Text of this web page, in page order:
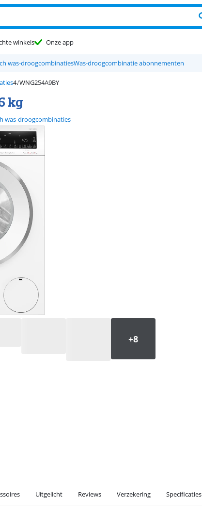
winkels Onze app
was-droogcombinatiesWas-droogcombinatie abonnementen
WNG254A9BY
kg
was-droogcombinaties
Uitgelicht Reviews Verzekering Specificaties